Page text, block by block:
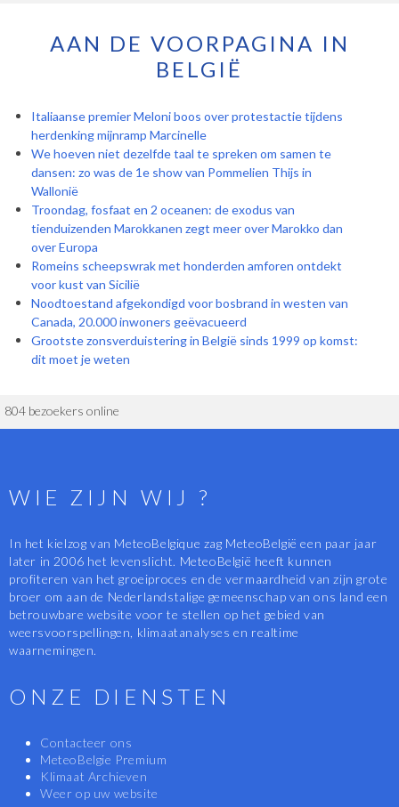
AAN DE VOORPAGINA IN
BELGIË
Italiaanse premier Meloni boos over protestactie tijdens
herdenking mijnramp Marcinelle
We hoeven niet dezelfde taal te spreken om samen te
dansen: zo was de 1e show van Pommelien Thijs in
Wallonië
Troondag, fosfaat en 2 oceanen: de exodus van
tienduizenden Marokkanen zegt meer over Marokko dan
over Europa
Romeins scheepswrak met honderden amforen ontdekt
voor kust van Sicilië
Noodtoestand afgekondigd voor bosbrand in westen van
Canada, 20.000 inwoners geëvacueerd
Grootste zonsverduistering in België sinds 1999 op komst:
dit moet je weten
804 bezoekers online
WIE ZIJN WIJ ?
In het kielzog van MeteoBelgique zag MeteoBelgië een paar jaar
later in 2006 het levenslicht. MeteoBelgië heeft kunnen
profiteren van het groeiproces en de vermaardheid van zijn grote
broer om aan de Nederlandstalige gemeenschap van ons land een
betrouwbare website voor te stellen op het gebied van
weersvoorspellingen, klimaatanalyses en realtime
waarnemingen.
ONZE DIENSTEN
Contacteer ons
MeteoBelgie Premium
Klimaat Archieven
Weer op uw website